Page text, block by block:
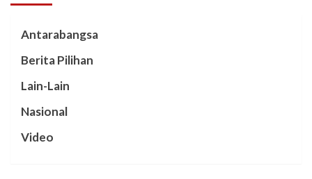
Antarabangsa
Berita Pilihan
Lain-Lain
Nasional
Video